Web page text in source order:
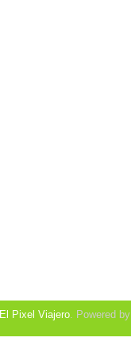
El Pixel Viajero. Powered by